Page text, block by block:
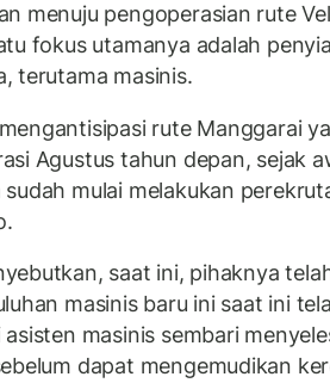
menuju pengoperasian rute
fokus utamanya adalah
terutama masinis.
rute Manggarai
Agustus tahun depan, sejak
mulai melakukan
saat ini, pihaknya
masinis baru ini saat ini
asisten masinis sembari
dapat mengemudikan